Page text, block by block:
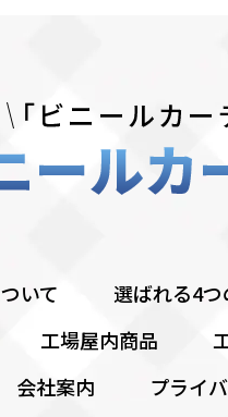
いて 選ばれる4つ
工場屋内商品
会社案内 プライ